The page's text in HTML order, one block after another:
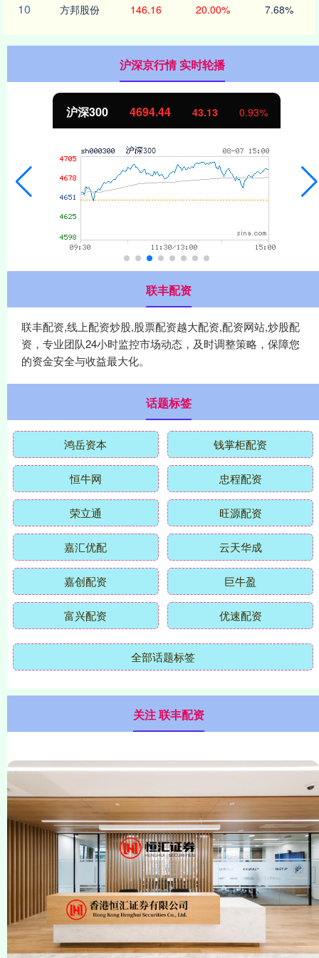
10 方邦股份 146.16 20.00% 7.68%
沪深京行情 实时轮播
北证50 1134.24 11.37 1.01%
联丰配资
联丰配资,线上配资炒股,股票配资越大配资,配资网站,炒股配
资，专业团队24小时监控市场动态，及时调整策略，保障您
的资金安全与收益最大化。
话题标签
鸿岳资本 钱掌柜配资
恒牛网 忠程配资
荣立通 旺源配资
嘉汇优配 云天华成
嘉创配资 巨牛盈
富兴配资 优速配资
全部话题标签
关注 联丰配资